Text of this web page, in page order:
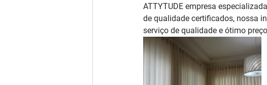
ATTYTUDE empresa
de qualidade certificados, nossa
serviço de qualidade e ótimo